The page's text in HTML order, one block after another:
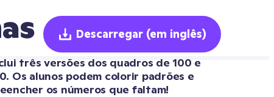
Descarregar (em inglês)
três versões dos quadros de 100 e
Os alunos podem colorir padrões e
os números que faltam!